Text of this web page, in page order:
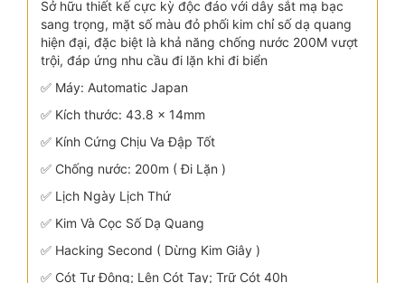
Sở hữu thiết kế cực kỳ độc đáo với dây sắt mạ bạc
sang trọng, mặt số màu đỏ phối kim chỉ số dạ quang
hiện đại, đặc biệt là khả năng chống nước 200M vượt
trội, đáp ứng nhu cầu đi lặn khi đi biển
✅ Máy: Automatic Japan
✅ Kích thước: 43.8 x 14mm
✅ Kính Cứng Chịu Va Đập Tốt
✅ Chống nước: 200m ( Đi Lặn )
✅ Lịch Ngày Lịch Thứ
✅ Kim Và Cọc Số Dạ Quang
✅ Hacking Second ( Dừng Kim Giây )
✅ Cót Tự Động; Lên Cót Tay; Trữ Cót 40h